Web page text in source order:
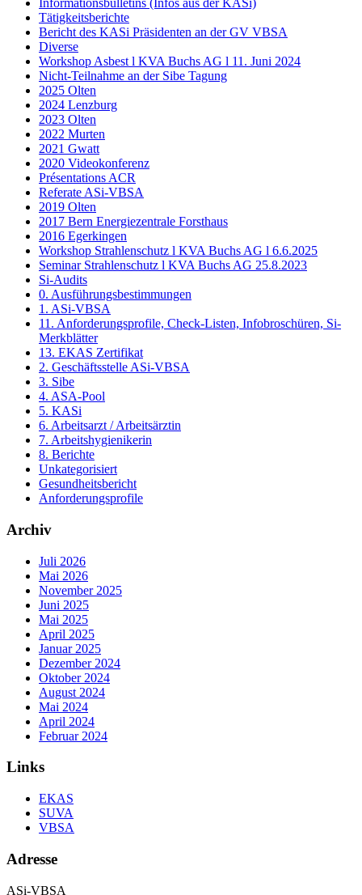
Informationsbulletins (Infos aus der KASi)
Tätigkeitsberichte
Bericht des KASi Präsidenten an der GV VBSA
Diverse
Workshop Asbest l KVA Buchs AG l 11. Juni 2024
Nicht-Teilnahme an der Sibe Tagung
2025 Olten
2024 Lenzburg
2023 Olten
2022 Murten
2021 Gwatt
2020 Videokonferenz
Présentations ACR
Referate ASi-VBSA
2019 Olten
2017 Bern Energiezentrale Forsthaus
2016 Egerkingen
Workshop Strahlenschutz l KVA Buchs AG l 6.6.2025
Seminar Strahlenschutz l KVA Buchs AG 25.8.2023
Si-Audits
0. Ausführungsbestimmungen
1. ASi-VBSA
11. Anforderungsprofile, Check-Listen, Infobroschüren, Si-
Merkblätter
13. EKAS Zertifikat
2. Geschäftsstelle ASi-VBSA
3. Sibe
4. ASA-Pool
5. KASi
6. Arbeitsarzt / Arbeitsärztin
7. Arbeitshygienikerin
8. Berichte
Unkategorisiert
Gesundheitsbericht
Anforderungsprofile
Archiv
Juli 2026
Mai 2026
November 2025
Juni 2025
Mai 2025
April 2025
Januar 2025
Dezember 2024
Oktober 2024
August 2024
Mai 2024
April 2024
Februar 2024
Links
EKAS
SUVA
VBSA
Adresse
ASi-VBSA